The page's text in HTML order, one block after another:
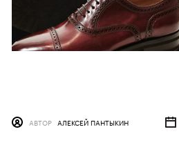
АВТОР АЛЕКСЕЙ ПАНТЫКИН